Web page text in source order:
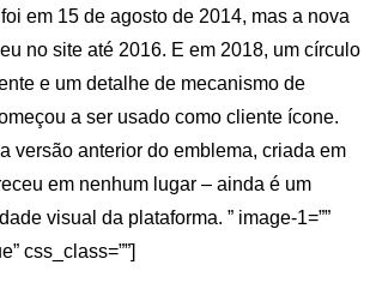
em 15 de agosto de 2014, mas a nova
no site até 2016. E em 2018, um círculo
e um detalhe de mecanismo de
a ser usado como cliente ícone.
versão anterior do emblema, criada em
em nenhum lugar – ainda é um
visual da plataforma. ” image-1=””
css_class=””]